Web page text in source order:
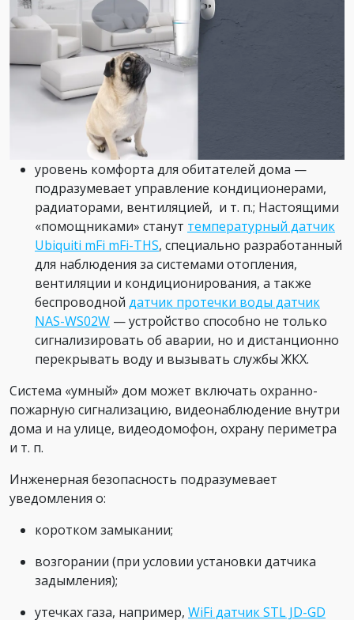
уровень комфорта для обитателей дома —
подразумевает управление кондиционерами,
радиаторами, вентиляцией, и т. п.; Настоящими
«помощниками» станут температурный датчик
Ubiquiti mFi mFi-THS, специально разработанный
для наблюдения за системами отопления,
вентиляции и кондиционирования, а также
беспроводной датчик протечки воды датчик
NAS-WS02W — устройство способно не только
сигнализировать об аварии, но и дистанционно
перекрывать воду и вызывать службы ЖКХ.
Система «умный» дом может включать охранно-
пожарную сигнализацию, видеонаблюдение внутри
дома и на улице, видеодомофон, охрану периметра
и т. п.
Инженерная безопасность подразумевает
уведомления о:
коротком замыкании;
возгорании (при условии установки датчика
задымления);
утечках газа, например, WiFi датчик STL JD-GD